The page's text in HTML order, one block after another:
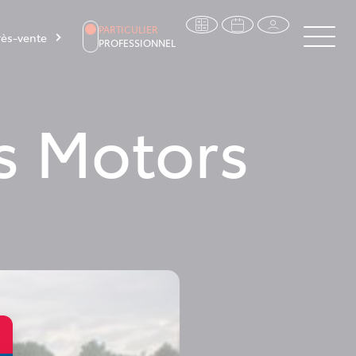
vente
PARTICULIER
PROFESSIONNEL
Motors